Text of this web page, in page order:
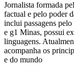
Jornalista formada
factual e pelo poder
inclui passagens
e g1 Minas, possui
linguagens.
acompanha os
e do mundo